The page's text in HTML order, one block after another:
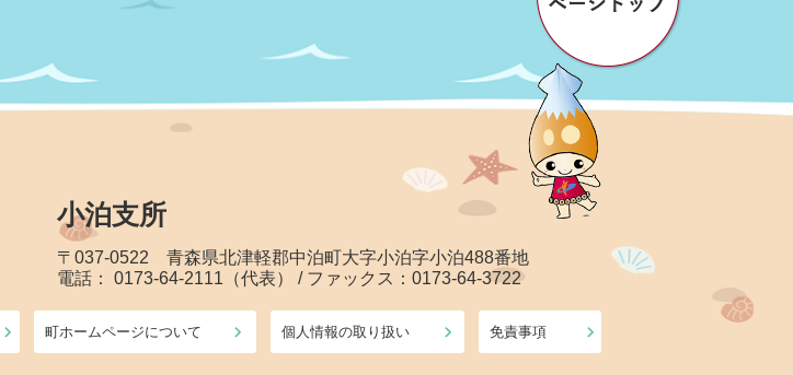
小泊支所
〒037-0522 青森県北津軽郡中泊町大字小泊字小泊488番地
電話： 0173-64-2111（代表） / ファックス：0173-64-3722
町ホームページについて 個人情報の取り扱い 免責事項